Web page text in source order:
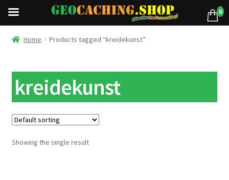
Home Products tagged “kreidekunst”
kreidekunst
Showing the single result
0